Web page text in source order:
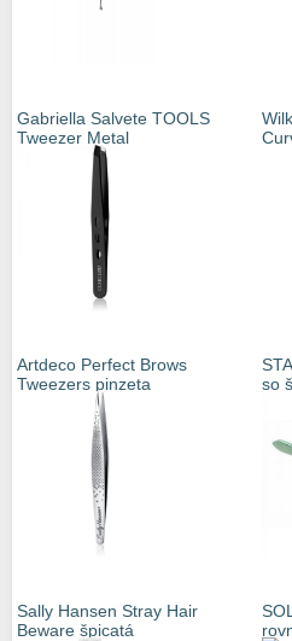
Gabriella Salvete TOOLS
Tweezer Metal
Artdeco Perfect Brows
Tweezers pinzeta
so
Sally Hansen Stray Hair
Beware špicatá